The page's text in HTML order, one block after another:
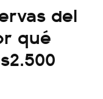
del
qué